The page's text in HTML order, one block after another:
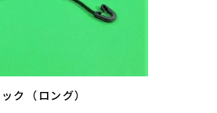
ク（ロング）